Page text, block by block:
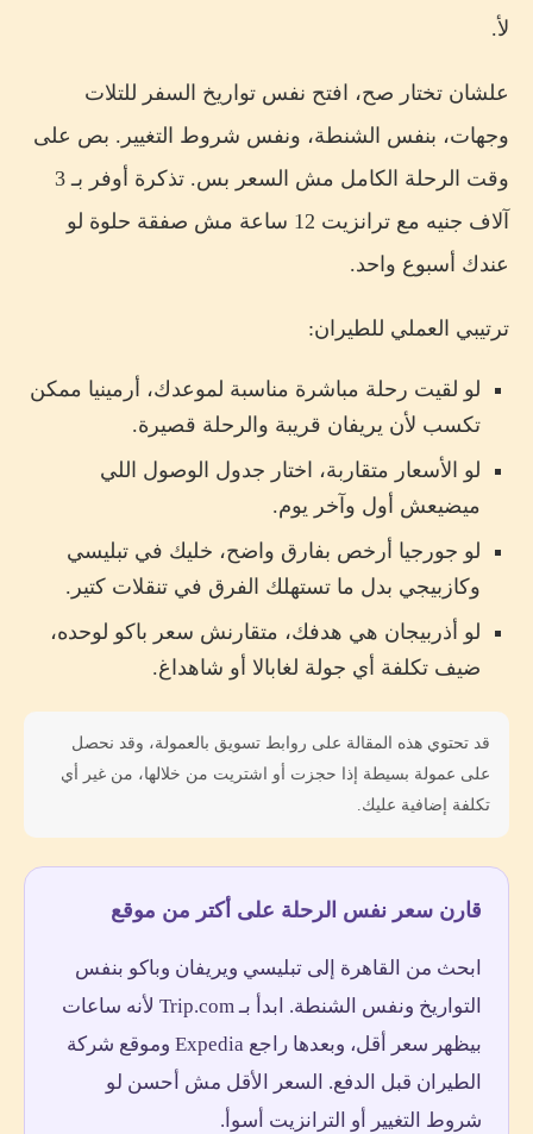
لأ.
علشان تختار صح، افتح نفس تواريخ السفر للتلات
وجهات، بنفس الشنطة، ونفس شروط التغيير. بص على
وقت الرحلة الكامل مش السعر بس. تذكرة أوفر بـ 3
آلاف جنيه مع ترانزيت 12 ساعة مش صفقة حلوة لو
عندك أسبوع واحد.
ترتيبي العملي للطيران:
لو لقيت رحلة مباشرة مناسبة لموعدك، أرمينيا ممكن
تكسب لأن يريفان قريبة والرحلة قصيرة.
لو الأسعار متقاربة، اختار جدول الوصول اللي
ميضيعش أول وآخر يوم.
لو جورجيا أرخص بفارق واضح، خليك في تبليسي
وكازبيجي بدل ما تستهلك الفرق في تنقلات كتير.
لو أذربيجان هي هدفك، متقارنش سعر باكو لوحده،
ضيف تكلفة أي جولة لغابالا أو شاهداغ.
قد تحتوي هذه المقالة على روابط تسويق بالعمولة، وقد نحصل
على عمولة بسيطة إذا حجزت أو اشتريت من خلالها، من غير أي
تكلفة إضافية عليك.
قارن سعر نفس الرحلة على أكتر من موقع
ابحث من القاهرة إلى تبليسي ويريفان وباكو بنفس
التواريخ ونفس الشنطة. ابدأ بـ Trip.com لأنه ساعات
بيظهر سعر أقل، وبعدها راجع Expedia وموقع شركة
الطيران قبل الدفع. السعر الأقل مش أحسن لو
شروط التغيير أو الترانزيت أسوأ.